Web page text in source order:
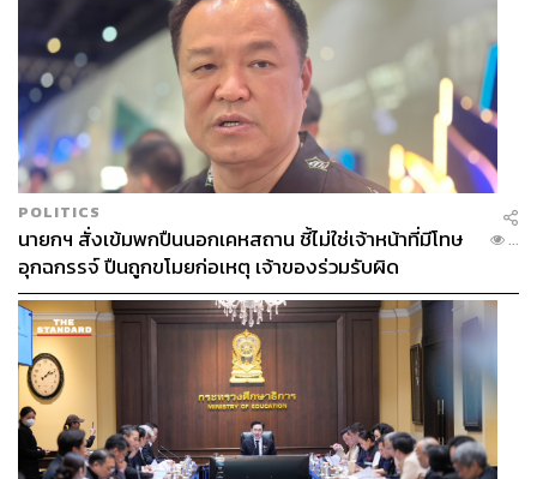
POLITICS
นายกฯ สั่งเข้มพกปืนนอกเคหสถาน ชี้ไม่ใช่เจ้าหน้าที่มีโทษ
อุกฉกรรจ์ ปืนถูกขโมยก่อเหตุ เจ้าของร่วมรับผิด
...